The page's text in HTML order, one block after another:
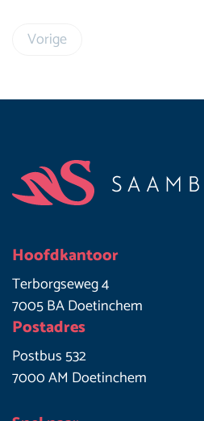
Vorige
Hoofdkantoor
Terborgseweg 4
7005 BA Doetinchem
Postadres
Postbus 532
7000 AM Doetinchem